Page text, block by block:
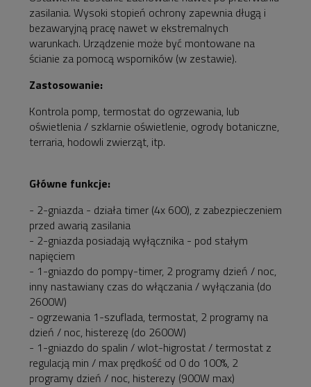
zasilania. Wysoki stopień ochrony zapewnia długą i
bezawaryjną pracę nawet w ekstremalnych
warunkach. Urządzenie może być montowane na
ścianie za pomocą wsporników (w zestawie).
Zastosowanie:
Kontrola pomp, termostat do ogrzewania, lub
oświetlenia / szklarnie oświetlenie, ogrody botaniczne,
terraria, hodowli zwierząt, itp.
Główne funkcje:
- 2-gniazda - działa timer (4x 600), z zabezpieczeniem
przed awarią zasilania
- 2-gniazda posiadają wyłącznika - pod stałym
napięciem
- 1-gniazdo do pompy-timer, 2 programy dzień / noc,
inny nastawiany czas do włączania / wyłączania (do
2600W)
- ogrzewania 1-szuflada, termostat, 2 programy na
dzień / noc, histerezę (do 2600W)
- 1-gniazdo do spalin / wlot-higrostat / termostat z
regulacją min / max prędkość od 0 do 100%, 2
programy dzień / noc, histerezy (900W max)